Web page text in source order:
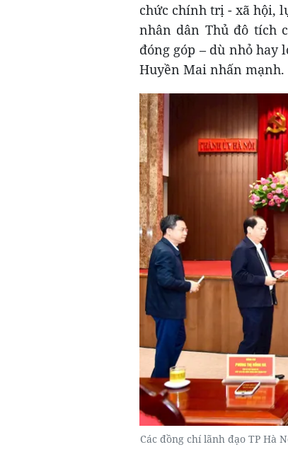
chức chính trị - xã hội,
nhân dân Thủ đô tích
đóng góp – dù nhỏ hay
Huyền Mai nhấn mạnh.
Các đồng chí lãnh đạo TP Hà